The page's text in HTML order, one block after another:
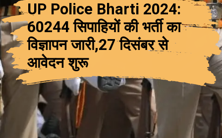
UP Police Bharti 2024:
60244 सिपाहियों की भर्ती का
विज्ञापन जारी,27 दिसंबर से
आवेदन शुरू